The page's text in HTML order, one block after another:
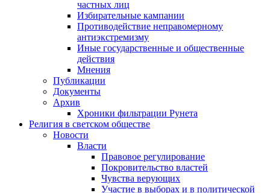
частных лиц
Избирательные кампании
Противодействие неправомерному
антиэкстремизму
Иные государственные и общественные
действия
Мнения
Публикации
Документы
Архив
Хроники фильтрации Рунета
Религия в светском обществе
Новости
Власти
Правовое регулирование
Покровительство властей
Чувства верующих
Участие в выборах и в политической